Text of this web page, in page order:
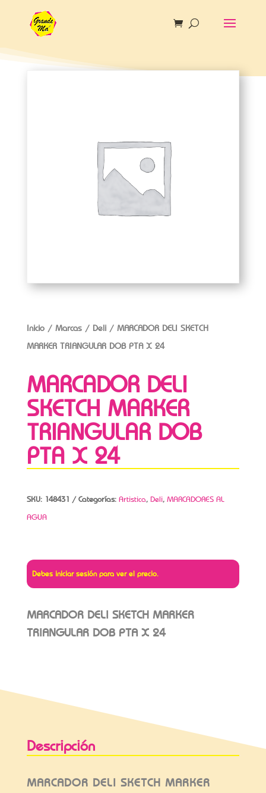
Inicio/ Marcas/ Deli/ MARCADOR DELI SKETCH
MARKER TRIANGULAR DOB PTA X 24
MARCADOR DELI
SKETCH MARKER
TRIANGULAR DOB
PTA X 24
SKU: 148431 Categorías: Artistica, Deli, MARCADORES AL
AGUA
Debes iniciar sesión para ver el precio.
MARCADOR DELI SKETCH MARKER
TRIANGULAR DOB PTA X 24
Descripción
MARCADOR DELI SKETCH MARKER